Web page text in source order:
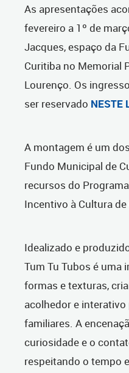
As apresentações
fevereiro a 1º de
Jacques, espaço da
Curitiba no Memorial
Lourenço. Os
ser reservado NESTE
A montagem é um
Fundo Municipal de
recursos do
Incentivo à Cultura
Idealizado e
Tum Tu Tubos é uma
formas e texturas,
acolhedor e
familiares. A
curiosidade e o
respeitando o tempo